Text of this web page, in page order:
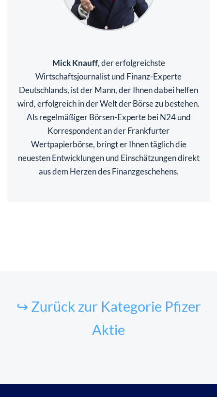
Mick Knauff, der erfolgreichste
Wirtschaftsjournalist und Finanz-Experte
Deutschlands, ist der Mann, der Ihnen dabei helfen
wird, erfolgreich in der Welt der Börse zu bestehen.
Als regelmäßiger Börsen-Experte bei N24 und
Korrespondent an der Frankfurter
Wertpapierbörse, bringt er Ihnen täglich die
neuesten Entwicklungen und Einschätzungen direkt
aus dem Herzen des Finanzgeschehens.
↪ Zurück zur Kategorie Pfizer
Aktie